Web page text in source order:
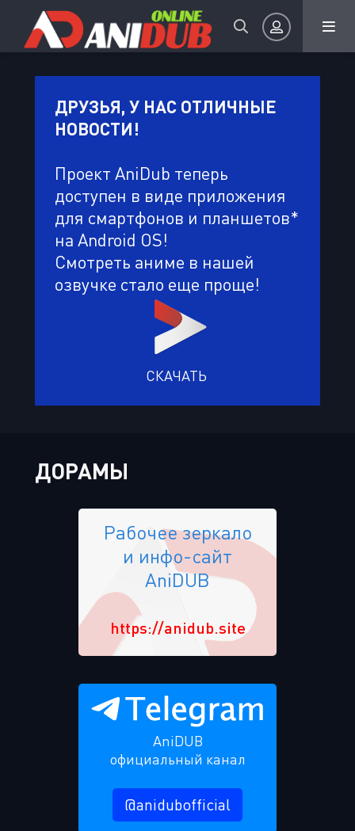
Авторизация
Запомнить
Регистрация Восстановить пароль
Или войти через
ДРУЗЬЯ, У НАС ОТЛИЧНЫЕ
НОВОСТИ!
Проект AniDub теперь
доступен в виде приложения
для смартфонов и планшетов*
на Android OS!
Смотреть аниме в нашей
озвучке стало еще проще!
СКАЧАТЬ
ДОРАМЫ
Рабочее зеркало
и инфо-сайт
AniDUB
https://anidub.site
AniDUB
официальный канал
@anidubofficial